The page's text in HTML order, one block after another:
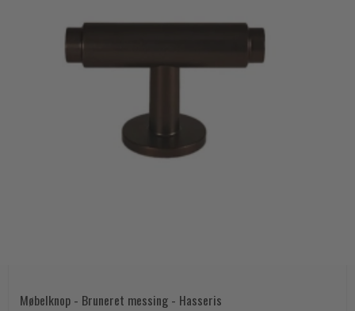
Møbelknop - Bruneret messing - Hasseris